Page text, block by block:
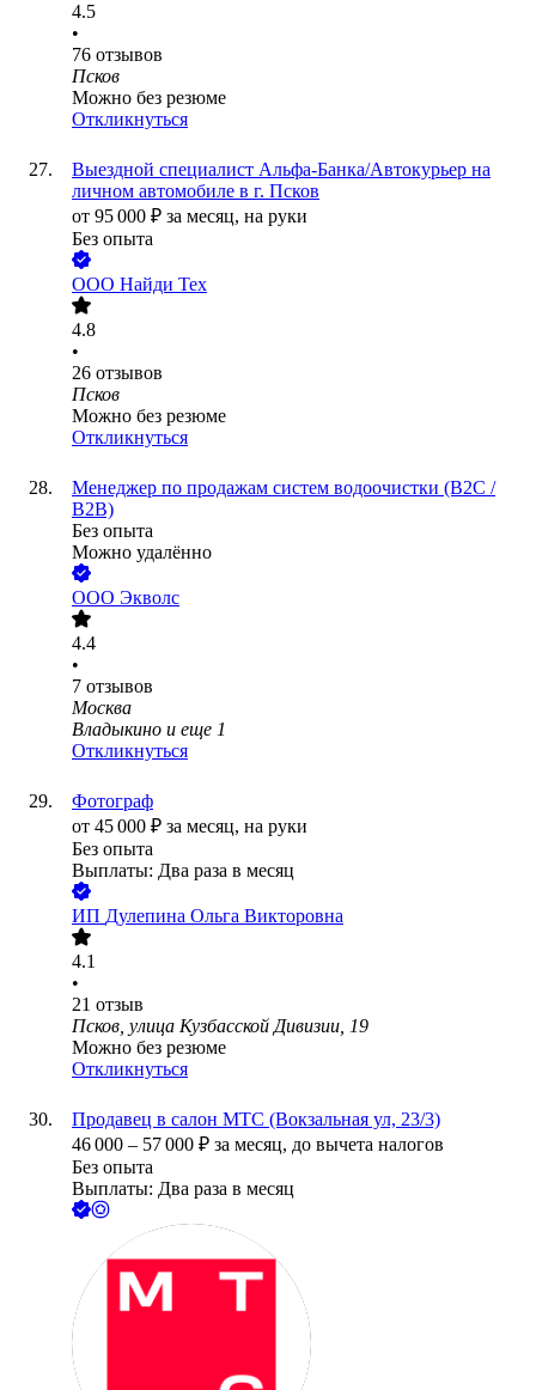
4.5
•
76 отзывов
Псков
Можно без резюме
Откликнуться
Выездной специалист Альфа-Банка/Автокурьер на
личном автомобиле в г. Псков
от 95 000 ₽ за месяц, на руки
Без опыта
ООО Найди Тех
4.8
•
26 отзывов
Псков
Можно без резюме
Откликнуться
Менеджер по продажам систем водоочистки (B2C /
B2B)
Без опыта
Можно удалённо
ООО Экволс
4.4
•
7 отзывов
Москва
Владыкино и еще 1
Откликнуться
Фотограф
от 45 000 ₽ за месяц, на руки
Без опыта
Выплаты: Два раза в месяц
ИП Дулепина Ольга Викторовна
4.1
•
21 отзыв
Псков, улица Кузбасской Дивизии, 19
Можно без резюме
Откликнуться
Продавец в салон МТС (Вокзальная ул, 23/3)
46 000 – 57 000 ₽ за месяц, до вычета налогов
Без опыта
Выплаты: Два раза в месяц